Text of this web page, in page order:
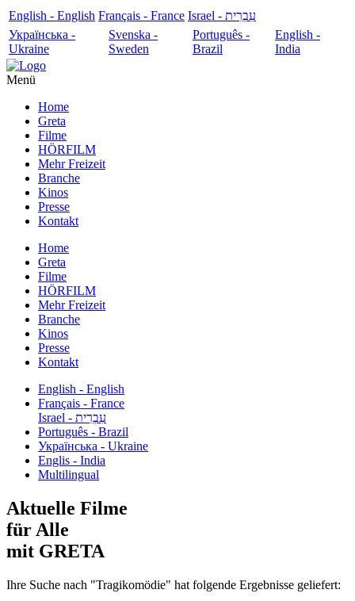
English - English Français - France
עִבְרִית - Israel
Українська -
Ukraine
Svenska -
Sweden
Português -
Brazil
English -
India
Menü
Home
Greta
Filme
HÖRFILM
Mehr Freizeit
Branche
Kinos
Presse
Kontakt
Home
Greta
Filme
HÖRFILM
Mehr Freizeit
Branche
Kinos
Presse
Kontakt
English - English
Français - France
עִבְרִית - Israel
Português - Brazil
Українська - Ukraine
Englis - India
Multilingual
Aktuelle Filme
für Alle
mit GRETA
Ihre Suche nach "Tragikomödie" hat folgende Ergebnisse geliefert: